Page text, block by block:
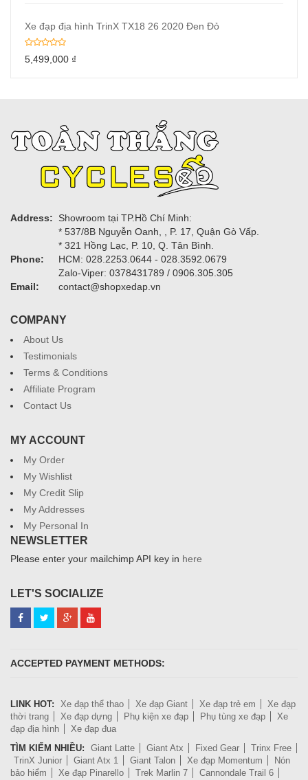
Xe đạp địa hình TrinX TX18 26 2020 Đen Đỏ
5,499,000 ₫
Address:
Showroom tại TP.Hồ Chí Minh:
* 537/8B Nguyễn Oanh, , P. 17, Quận Gò Vấp.
* 321 Hồng Lạc, P. 10, Q. Tân Bình.
Phone:
HCM: 028.2253.0644 - 028.3592.0679
Zalo-Viper: 0378431789 / 0906.305.305
Email:
contact@shopxedap.vn
COMPANY
About Us
Testimonials
Terms & Conditions
Affiliate Program
Contact Us
MY ACCOUNT
My Order
My Wishlist
My Credit Slip
My Addresses
My Personal In
NEWSLETTER
Please enter your mailchimp API key in here
LET'S SOCIALIZE
ACCEPTED PAYMENT METHODS:
LINK HOT: Xe đạp thể thao Xe đạp Giant Xe đạp trẻ em
Xe đạp
thời trang
Xe đạp dựng Phụ kiện xe đạp Phụ tùng xe đạp
Xe
đạp địa hình
Xe đạp đua
TÌM KIẾM NHIỀU:
Giant Latte Giant Atx Fixed Gear
Trinx Free
TrinX Junior
Giant Atx 1 Giant Talon Xe đạp Momentum
Nón
bảo hiểm
Xe đạp Pinarello Trek Marlin 7
Cannondale Trail 6